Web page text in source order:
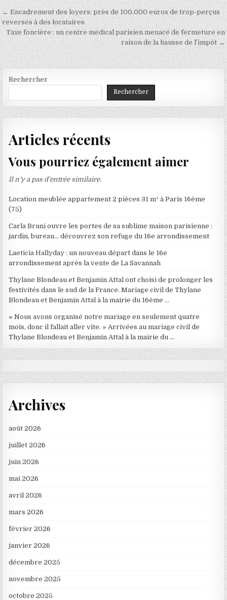
Navigation
de
l’article
← Encadrement des loyers: près de 100.000 euros de trop-perçus
reversés à des locataires
Taxe foncière : un centre médical parisien menacé de fermeture en
raison de la hausse de l’impôt →
Rechercher
Rechercher
Articles récents
Vous pourriez également aimer
Il n’y a pas d’entrée similaire.
Location meublée appartement 2 pièces 31 m² à Paris 16ème
(75)
Carla Bruni ouvre les portes de sa sublime maison parisienne :
jardin, bureau… découvrez son refuge du 16e arrondissement
Laeticia Hallyday : un nouveau départ dans le 16e
arrondissement après la vente de La Savannah
Thylane Blondeau et Benjamin Attal ont choisi de prolonger les
festivités dans le sud de la France. Mariage civil de Thylane
Blondeau et Benjamin Attal à la mairie du 16ème …
« Nous avons organisé notre mariage en seulement quatre
mois, donc il fallait aller vite. » Arrivées au mariage civil de
Thylane Blondeau et Benjamin Attal à la mairie du …
Archives
août 2026
juillet 2026
juin 2026
mai 2026
avril 2026
mars 2026
février 2026
janvier 2026
décembre 2025
novembre 2025
octobre 2025